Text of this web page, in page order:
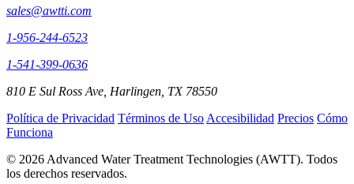
sales@awtti.com
1-956-244-6523
1-541-399-0636
810 E Sul Ross Ave, Harlingen, TX 78550
Política de Privacidad Términos de Uso Accesibilidad Precios Cómo
Funciona
© 2026 Advanced Water Treatment Technologies (AWTT). Todos
los derechos reservados.